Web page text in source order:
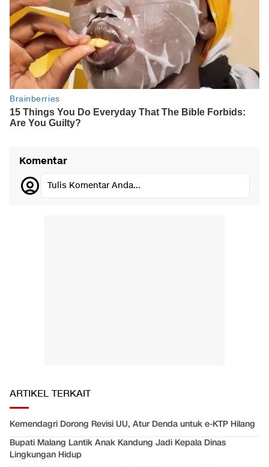
Komentar
Tulis Komentar Anda...
ARTIKEL TERKAIT
Kemendagri Dorong Revisi UU, Atur Denda untuk e-KTP Hilang
Bupati Malang Lantik Anak Kandung Jadi Kepala Dinas
Lingkungan Hidup